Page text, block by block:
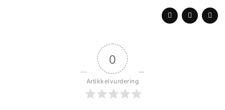
0
Artikkelvurdering